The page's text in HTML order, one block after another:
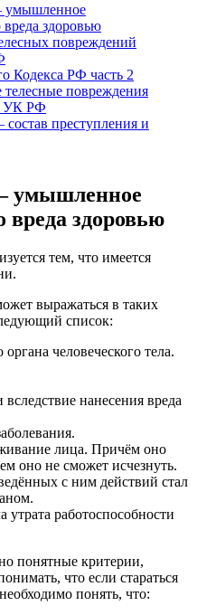
умышленное
здоровью
повреждений
Кодекса РФ часть 2
телесные повреждения
УК РФ
преступления и
умышленное
вреда здоровью
тем, что имеется
выражаться в таких
список:
человеческого тела.
нанесения вреда
лица. Причём оно
оно не сможет исчезнуть.
с ним действий стал
утрата работоспособности
понятные критерии,
что если стараться
понять, что: